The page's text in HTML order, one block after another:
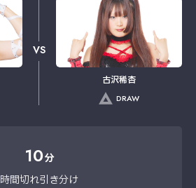
VS
古沢稀杏
DRAW
10分
時間切れ引き分け